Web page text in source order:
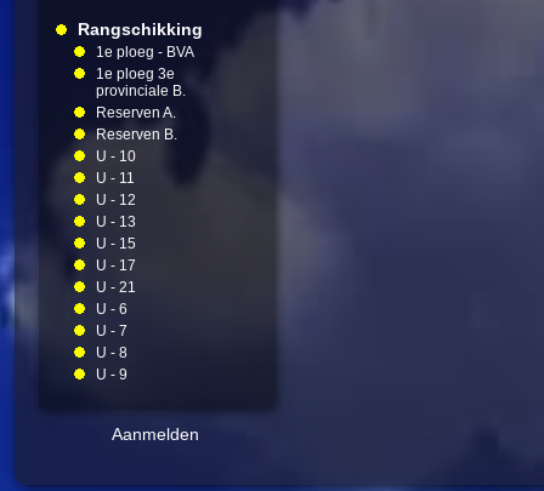
Rangschikking
1e ploeg - BVA
1e ploeg 3e
provinciale B.
Reserven A.
Reserven B.
U - 10
U - 11
U - 12
U - 13
U - 15
U - 17
U - 21
U - 6
U - 7
U - 8
U - 9
Aanmelden